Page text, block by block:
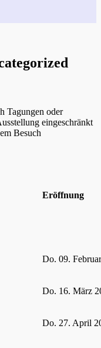
Tagungen oder
eingeschränkt
Besuch
Eröffnung
Do. 09.
Do. 16. März
Do. 27. April